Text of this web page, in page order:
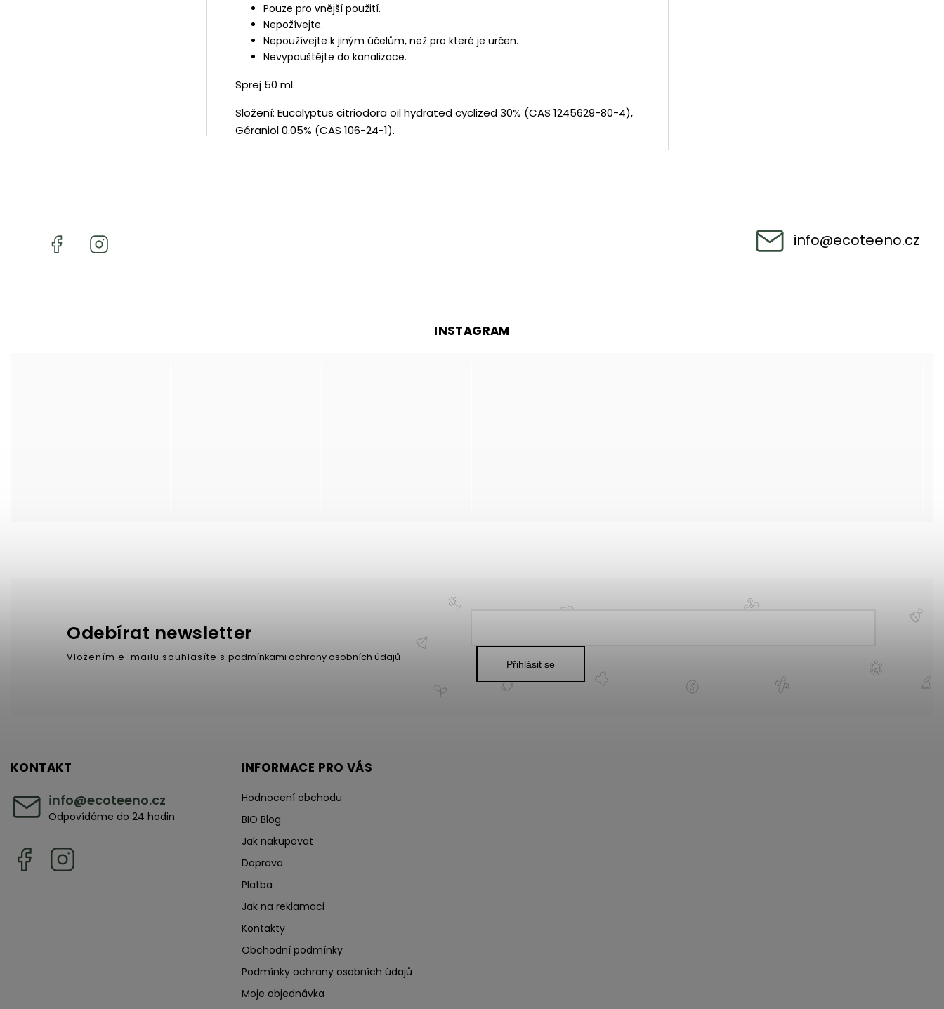
Pouze pro vnější použití.
Nepožívejte.
Nepoužívejte k jiným účelům, než pro které je určen.
Nevypouštějte do kanalizace.
Sprej 50 ml.
Složení: Eucalyptus citriodora oil hydrated cyclized 30% (CAS 1245629-80-4),
Géraniol 0.05% (CAS 106-24-1).
info@ecoteeno.cz
INSTAGRAM
KONTAKT
info@ecoteeno.cz
Odpovídáme do 24 hodin
Odebírat newsletter
Vložením e-mailu souhlasíte s podmínkami ochrany osobních údajů
Přihlásit se
INFORMACE PRO VÁS
Hodnocení obchodu
BIO Blog
Jak nakupovat
Doprava
Platba
Jak na reklamaci
Kontakty
Obchodní podmínky
Podmínky ochrany osobních údajů
Moje objednávka